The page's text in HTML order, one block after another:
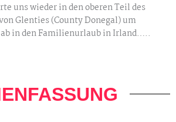
uns wieder in den oberen Teil des
Glenties (County Donegal) um
ab in den Familienurlaub in Irland…..